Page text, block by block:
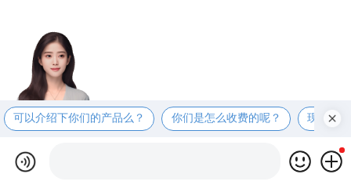
可以介绍下你们的产品么？ 你们是怎么收费的呢？ 现在有